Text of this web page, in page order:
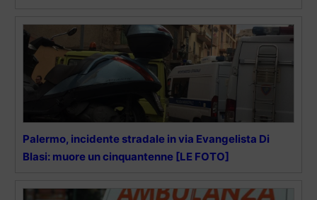
Palermo, incidente stradale in via Evangelista Di
Blasi: muore un cinquantenne [LE FOTO]